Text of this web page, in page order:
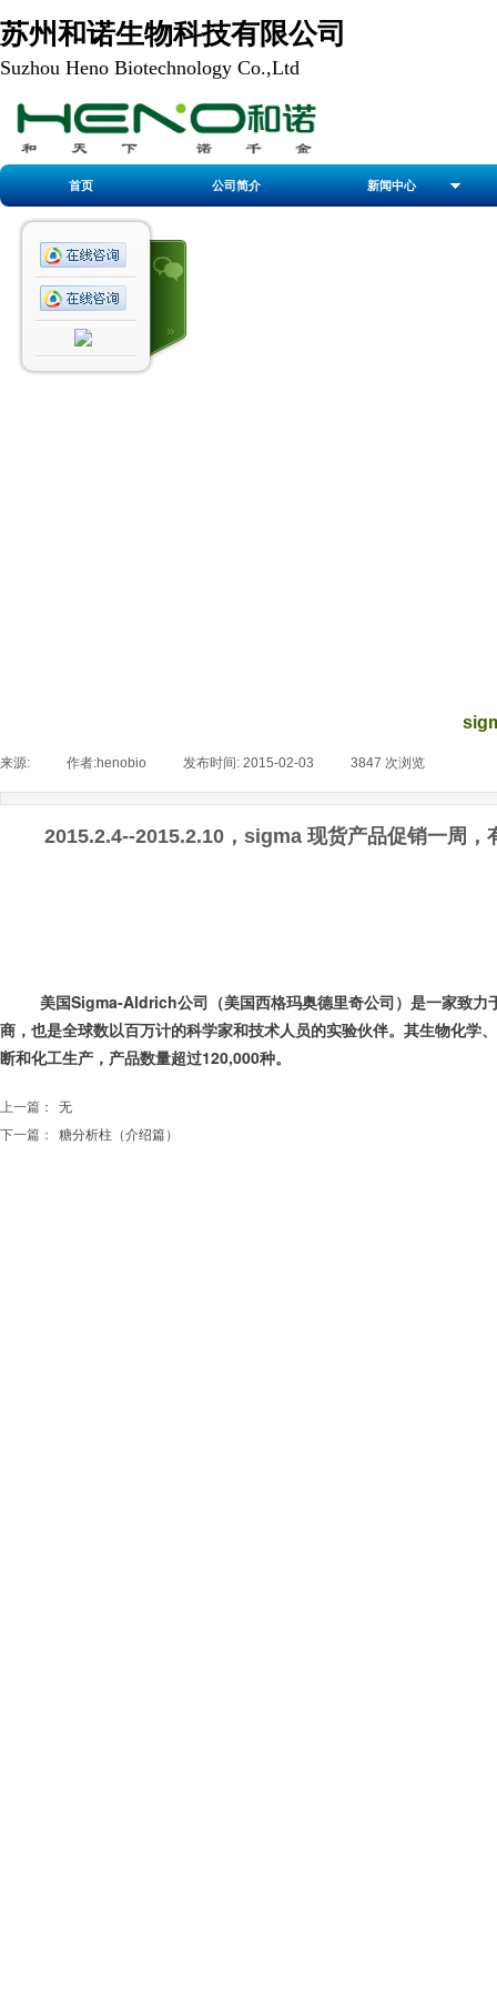
苏州和诺生物科技有限公司
Suzhou Heno Biotechnology Co.,Ltd
首页 公司简介 新闻中心
来源: 作者:henobio 发布时间: 2015-02-03 3847 次浏览
2015.2.4--2015.2.10，sigma 现货产品促销一周，
美国Sigma-Aldrich公司（美国西格玛奥德里奇公司）是一家致力
商，也是全球数以百万计的科学家和技术人员的实验伙伴。其生物化学
断和化工生产，产品数量超过120,000种。
上一篇：
无
下一篇：
糖分析柱（介绍篇）